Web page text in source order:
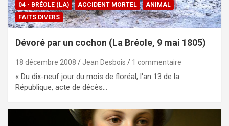
04 - BRÉOLE (LA) ACCIDENT MORTEL
ANIMAL
FAITS DIVERS
Dévoré par un cochon (La Bréole, 9 mai 1805)
18 décembre 2008 Jean Desbois 1 commentaire
« Du dix-neuf jour du mois de floréal, l'an 13 de la
République, acte de décès…